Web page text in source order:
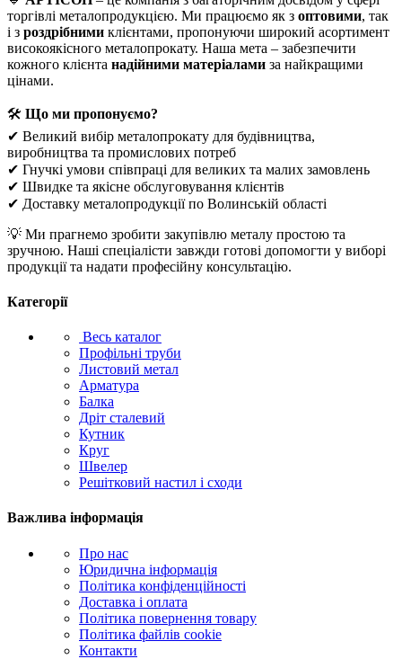
торгівлі металопродукцією. Ми працюємо як з оптовими, так
і з роздрібними клієнтами, пропонуючи широкий асортимент
високоякісного металопрокату. Наша мета – забезпечити
кожного клієнта надійними матеріалами за найкращими
цінами.
🛠 Що ми пропонуємо?
✔ Великий вибір металопрокату для будівництва,
виробництва та промислових потреб
✔ Гнучкі умови співпраці для великих та малих замовлень
✔ Швидке та якісне обслуговування клієнтів
✔ Доставку металопродукції по Волинській області
💡 Ми прагнемо зробити закупівлю металу простою та
зручною. Наші спеціалісти завжди готові допомогти у виборі
продукції та надати професійну консультацію.
Категорії
Весь каталог
Профільні труби
Листовий метал
Арматура
Балка
Дріт сталевий
Кутник
Круг
Швелер
Решітковий настил і сходи
Важлива інформація
Про нас
Юридична інформація
Політика конфіденційності
Доставка і оплата
Політика повернення товару
Політика файлів cookie
Контакти